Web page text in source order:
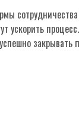
ускорить
закрывать